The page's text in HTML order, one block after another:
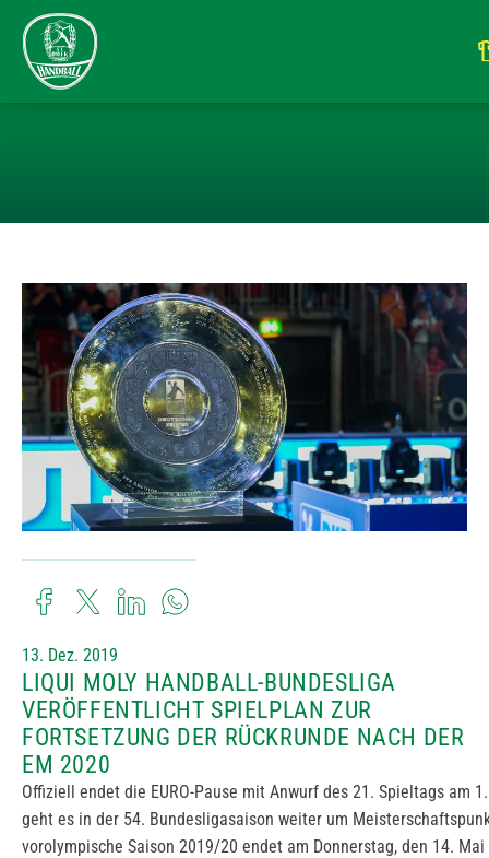
13. Dez. 2019
LIQUI MOLY HANDBALL-BUNDESLIGA
VERÖFFENTLICHT SPIELPLAN ZUR
FORTSETZUNG DER RÜCKRUNDE NACH DER
EM 2020
Offiziell endet die EURO-Pause mit Anwurf des 21. Spieltags am
geht es in der 54. Bundesligasaison weiter um
vorolympische Saison 2019/20 endet am Donnerstag, den 14.